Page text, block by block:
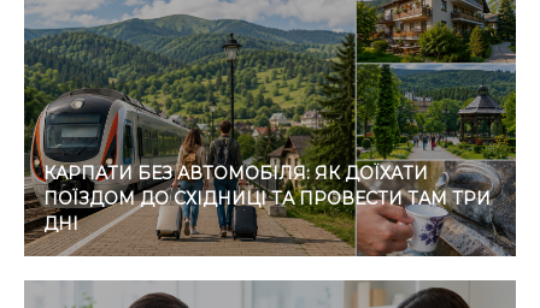
КАРПАТИ БЕЗ АВТОМОБІЛЯ: ЯК ДОЇХАТИ
ПОЇЗДОМ ДО СХІДНИЦІ ТА ПРОВЕСТИ ТАМ ТРИ
ДНІ